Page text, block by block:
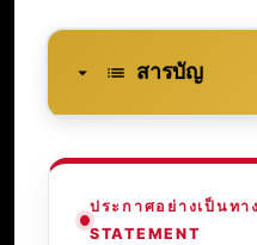
สารบัญ
ประกาศอย่างเป็นทา
STATEMENT